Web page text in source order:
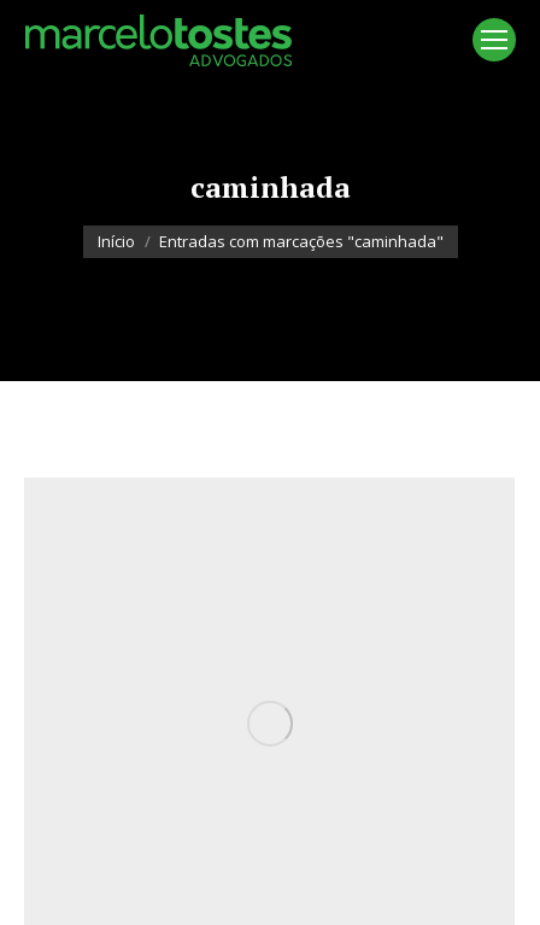
caminhada
Você está aqui:
Início Entradas com marcações "caminhada"